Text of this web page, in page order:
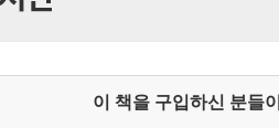
이 책을 구입하신 분들이